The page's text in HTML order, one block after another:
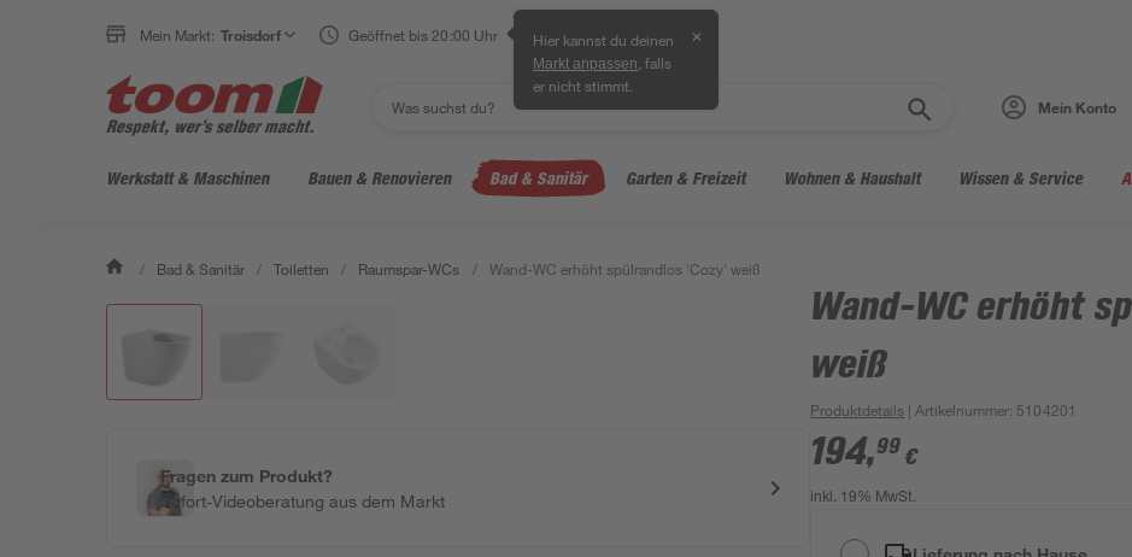
Mein Markt: Troisdorf Geöffnet bis 20:00 Uhr Hier kannst du deinen
Markt anpassen , falls
er nicht stimmt.
✕
Mein Konto
Werkstatt & Maschinen Bauen & Renovieren Bad & Sanitär Garten & Freizeit Wohnen & Haushalt Wissen & Service
/ Bad & Sanitär / Toiletten / Raumspar-WCs / Wand-WC erhöht spülrandlos 'Cozy' weiß
Fragen zum Produkt?
Sofort-Videoberatung aus dem Markt
Wand-WC erhöht
weiß
Produktdetails | Artikelnummer: 5104201
194,99 €
inkl. 19% MwSt.